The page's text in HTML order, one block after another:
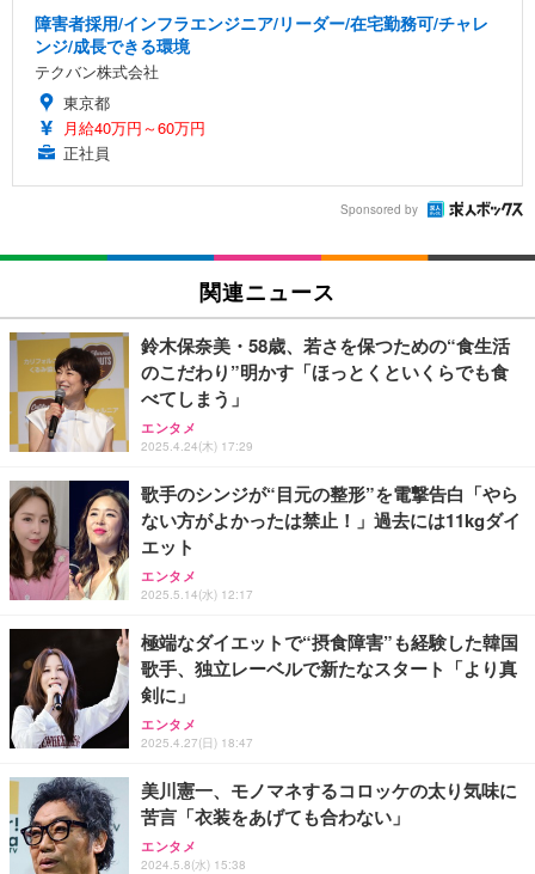
障害者採用/インフラエンジニア/リーダー/在宅勤務可/チャレ
ンジ/成長できる環境
テクバン株式会社
東京都
月給40万円～60万円
正社員
Sponsored by
関連ニュース
鈴木保奈美・58歳、若さを保つための“食生活
のこだわり”明かす「ほっとくといくらでも食
べてしまう」
エンタメ
2025.4.24(木) 17:29
歌手のシンジが“目元の整形”を電撃告白「やら
ない方がよかったは禁止！」過去には11kgダイ
エット
エンタメ
2025.5.14(水) 12:17
極端なダイエットで“摂食障害”も経験した韓国
歌手、独立レーベルで新たなスタート「より真
剣に」
エンタメ
2025.4.27(日) 18:47
美川憲一、モノマネするコロッケの太り気味に
苦言「衣装をあげても合わない」
エンタメ
2024.5.8(水) 15:38